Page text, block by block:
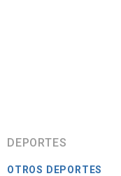
DEPORTES
OTROS DEPORTES